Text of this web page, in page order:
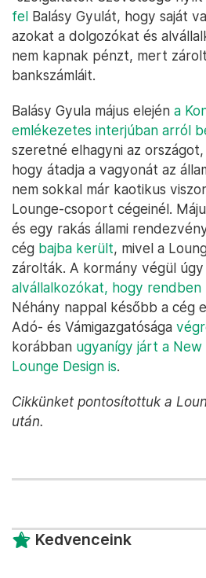
fel Balásy Gyulát, hogy saját
azokat a dolgozókat és
nem kapnak pénzt, mert
bankszámláit.
Balásy Gyula május elején a
emlékezetes interjúban arról
szeretné elhagyni az
hogy átadja a vagyonát az
nem sokkal már kaotikus
Lounge-csoport cégeinél.
és egy rakás állami
cég bajba került, mivel a
zárolták. A kormány végül
alvállalkozókat, hogy rendben
Néhány nappal később a cég
Adó- és Vámigazgatósága
korábban ugyanígy járt a New
Lounge Design is.
Cikkünket pontosítottuk a
után.
Kedvenceink